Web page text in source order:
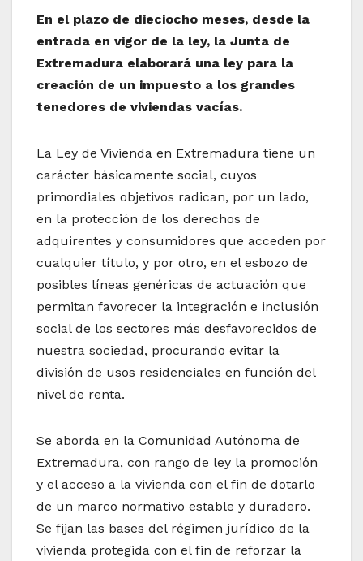
En el plazo de dieciocho meses, desde la
entrada en vigor de la ley, la Junta de
Extremadura elaborará una ley para la
creación de un impuesto a los grandes
tenedores de viviendas vacías.
La Ley de Vivienda en Extremadura tiene un
carácter básicamente social, cuyos
primordiales objetivos radican, por un lado,
en la protección de los derechos de
adquirentes y consumidores que acceden por
cualquier título, y por otro, en el esbozo de
posibles líneas genéricas de actuación que
permitan favorecer la integración e inclusión
social de los sectores más desfavorecidos de
nuestra sociedad, procurando evitar la
división de usos residenciales en función del
nivel de renta.
Se aborda en la Comunidad Autónoma de
Extremadura, con rango de ley la promoción
y el acceso a la vivienda con el fin de dotarlo
de un marco normativo estable y duradero.
Se fijan las bases del régimen jurídico de la
vivienda protegida con el fin de reforzar la